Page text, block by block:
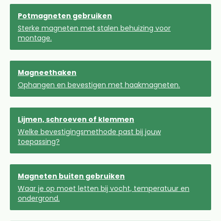
Potmagneten gebruiken
Sterke magneten met stalen behuizing voor
montage.
Magneethaken
Ophangen en bevestigen met haakmagneten.
Lijmen, schroeven of klemmen
Welke bevestigingsmethode past bij jouw
toepassing?
Magneten buiten gebruiken
Waar je op moet letten bij vocht, temperatuur en
ondergrond.